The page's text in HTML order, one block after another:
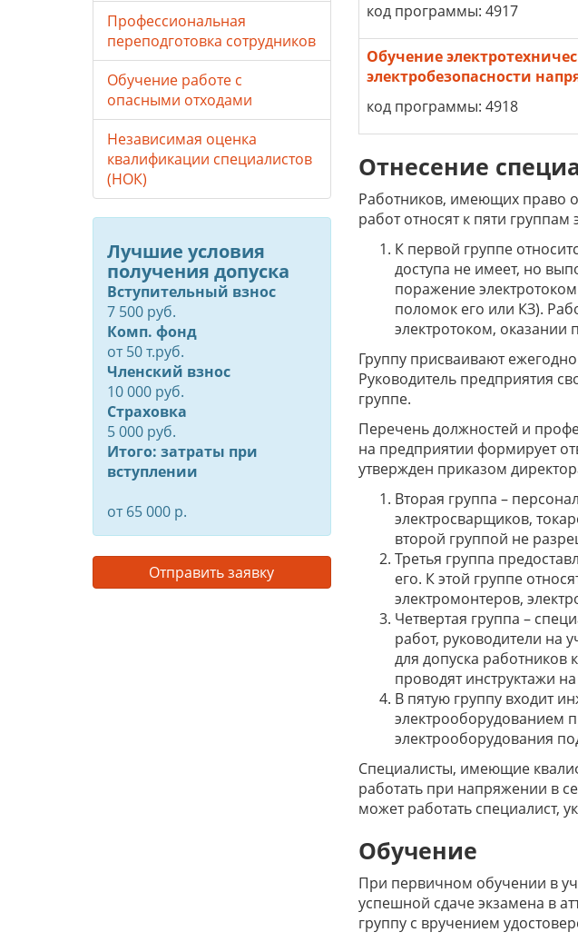
код программы: 4917
Обучение
электробезопасности
код программы: 4918
Отнесение
Работников, имеющих право
работ относят к пяти группам
К первой группе
доступа не имеет, но
поражение
поломок его или КЗ).
электротоком, оказании
Группу присваивают
Руководитель предприятия
группе.
Перечень должностей и
на предприятии формирует
утвержден приказом
Вторая группа –
электросварщиков,
второй группой не
Третья группа
его. К этой группе
электромонтеров,
Четвертая группа –
работ, руководители на
для допуска
проводят инструктажи
В пятую группу входит
электрооборудованием
электрооборудования
Специалисты, имеющие
работать при напряжении в
может работать специалист,
Обучение
При первичном обучении в
успешной сдаче экзамена в
группу с вручением
Профессиональная
переподготовка сотрудников
Обучение работе с
опасными отходами
Независимая оценка
квалификации специалистов
(НОК)
Лучшие условия
получения допуска
Вступительный взнос
7 500 руб.
Комп. фонд
от50т.руб.
Членский взнос
10 000 руб.
Страховка
5 000 руб.
Итого: затраты при
вступлении
от 65 000 р.
Отправить заявку